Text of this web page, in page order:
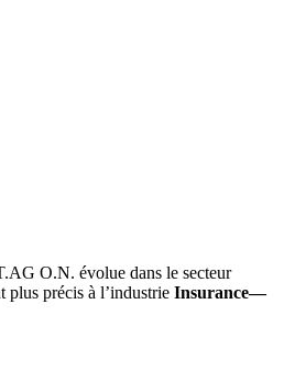
O.N. évolue dans le secteur
plus précis à l’industrie Insurance—